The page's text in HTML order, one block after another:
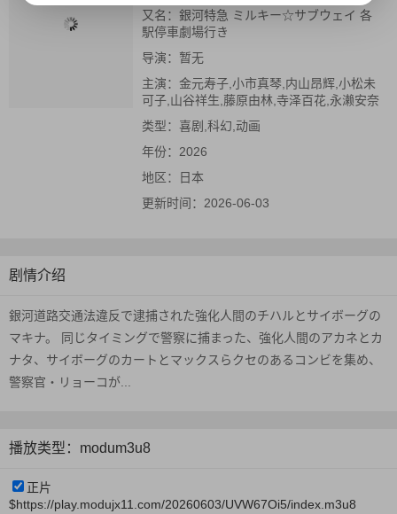
又名： 銀河特急 ミルキー☆サブウェイ 各
駅停車劇場行き
导演： 暂无
主演： 金元寿子,小市真琴,内山昂辉,小松未
可子,山谷祥生,藤原由林,寺泽百花,永濑安奈
类型： 喜剧,科幻,动画
年份： 2026
地区：
日本
更新时间： 2026-06-03
剧情介绍
銀河道路交通法違反で逮捕された強化人間のチハルとサイボーグの
マキナ。 同じタイミングで警察に捕まった、強化人間のアカネとカ
ナタ、サイボーグのカートとマックスらクセのあるコンビを集め、
警察官・リョーコが...
播放类型：modum3u8
正片
$https://play.modujx11.com/20260603/UVW67Oi5/index.m3u8